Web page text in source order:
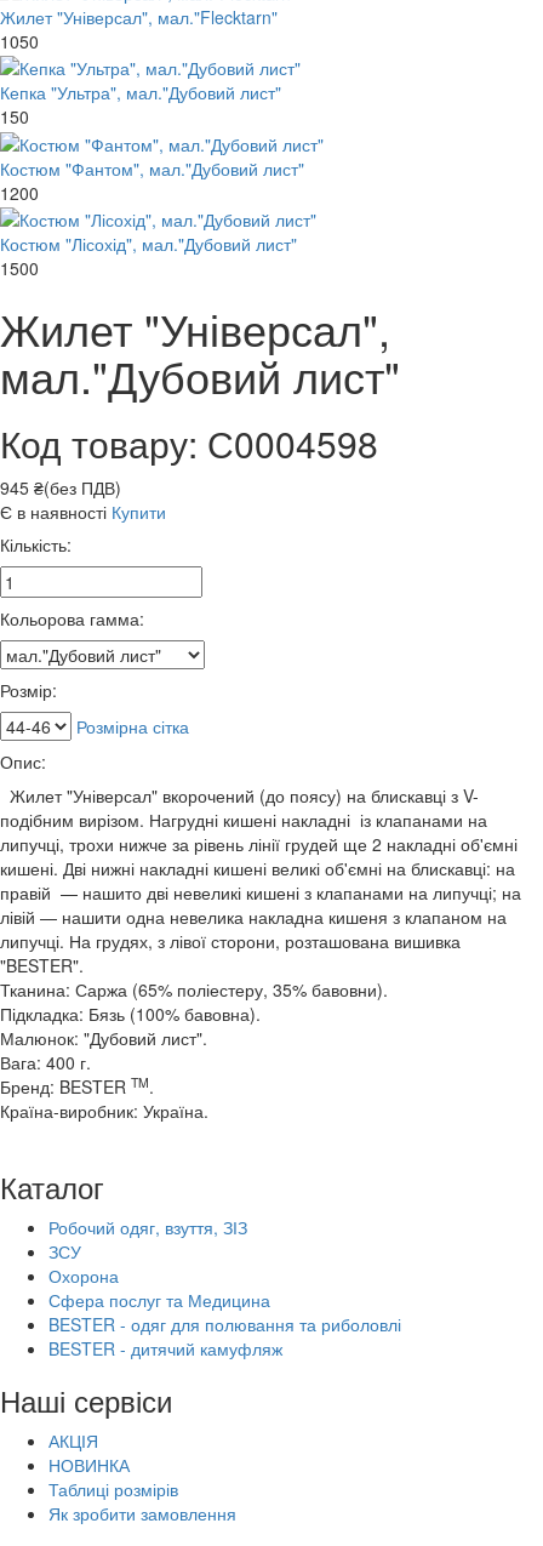
Жилет "Універсал", мал."Flecktarn"
1050
Кепка "Ультра", мал."Дубовий лист"
150
Костюм "Фантом", мал."Дубовий лист"
1200
Костюм "Лісохід", мал."Дубовий лист"
1500
Жилет "Універсал",
мал."Дубовий лист"
Код товару: С0004598
945 ₴(без ПДВ)
Є в наявності Купити
Кількість:
Кольорова гамма:
Розмір:
Розмірна сітка
Опис:
Жилет "Універсал" вкорочений (до поясу) на блискавці з V-
подібним вирізом. Нагрудні кишені накладні із клапанами на
липучці, трохи нижче за рівень лінії грудей ще 2 накладні об'ємні
кишені. Дві нижні накладні кишені великі об'ємні на блискавці: на
правій — нашито дві невеликі кишені з клапанами на липучці; на
лівій — нашити одна невелика накладна кишеня з клапаном на
липучці. На грудях, з лівої сторони, розташована вишивка
"BESTER".
Тканина: Саржа (65% поліестеру, 35% бавовни).
Підкладка: Бязь (100% бавовна).
Малюнок: "Дубовий лист".
Вага: 400 г.
Бренд: BESTER TM.
Країна-виробник: Україна.
Каталог
Робочий одяг, взуття, ЗІЗ
ЗСУ
Охорона
Сфера послуг та Медицина
BESTER - одяг для полювання та риболовлі
BESTER - дитячий камуфляж
Наші сервіси
АКЦІЯ
НОВИНКА
Таблиці розмірів
Як зробити замовлення